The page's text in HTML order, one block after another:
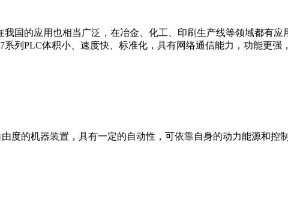
国的应用也相当广泛，在冶金、化工、印刷生产线等领域都有
系列PLC体积小、速度快、标准化，具有网络通信能力，功能更强
度的机器装置，具有一定的自动性，可依靠自身的动力能源和